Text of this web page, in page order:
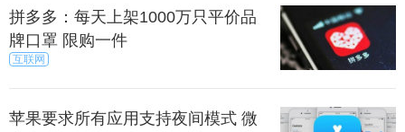
拼多多：每天上架1000万只平价品
牌口罩 限购一件
互联网
苹果要求所有应用支持夜间模式 微